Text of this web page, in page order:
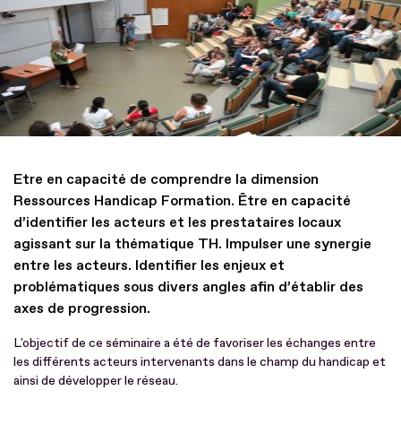
Etre en capacité de comprendre la dimension
Ressources Handicap Formation. Être en capacité
d’identifier les acteurs et les prestataires locaux
agissant sur la thématique TH. Impulser une synergie
entre les acteurs. Identifier les enjeux et
problématiques sous divers angles afin d’établir des
axes de progression.
L'objectif de ce séminaire a été de favoriser les échanges entre
les différents acteurs intervenants dans le champ du handicap et
ainsi de développer le réseau.